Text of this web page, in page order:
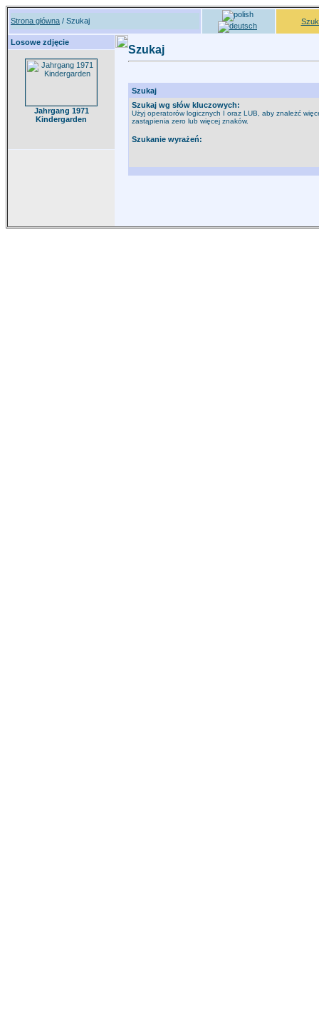
Strona główna / Szukaj
Losowe zdjęcie
Jahrgang 1971
Kindergarden
Szukaj
Szukaj
Szukaj wg słów kluczowych:
Użyj operatorów logicznych I oraz LUB, aby znależć
zastąpienia zero lub więcej znaków.
Szukanie wyrażeń: